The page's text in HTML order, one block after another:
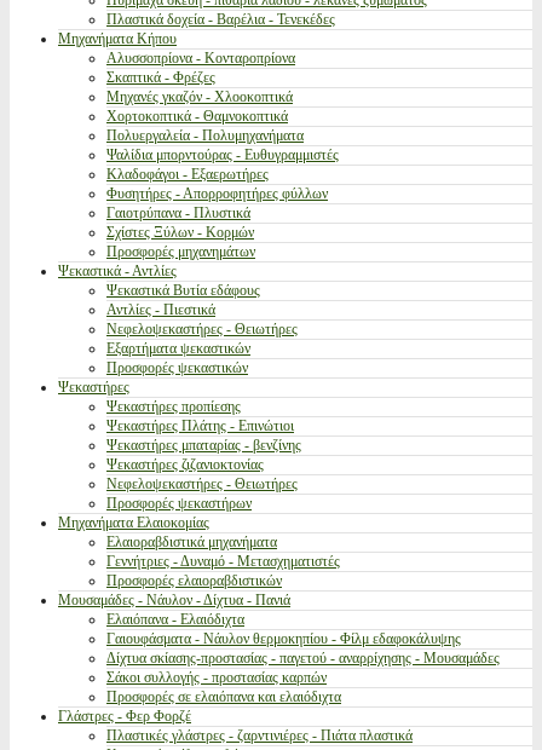
Πλαστικά δοχεία - Βαρέλια - Τενεκέδες
Μηχανήματα Κήπου
Αλυσσοπρίονα - Κονταροπρίονα
Σκαπτικά - Φρέζες
Μηχανές γκαζόν - Χλοοκοπτικά
Χορτοκοπτικά - Θαμνοκοπτικά
Πολυεργαλεία - Πολυμηχανήματα
Ψαλίδια μπορντούρας - Ευθυγραμμιστές
Κλαδοφάγοι - Εξαερωτήρες
Φυσητήρες - Απορροφητήρες φύλλων
Γαιοτρύπανα - Πλυστικά
Σχίστες Ξύλων - Κορμών
Προσφορές μηχανημάτων
Ψεκαστικά - Αντλίες
Ψεκαστικά Βυτία εδάφους
Αντλίες - Πιεστικά
Νεφελοψεκαστήρες - Θειωτήρες
Εξαρτήματα ψεκαστικών
Προσφορές ψεκαστικών
Ψεκαστήρες
Ψεκαστήρες προπίεσης
Ψεκαστήρες Πλάτης - Επινώτιοι
Ψεκαστήρες μπαταρίας - βενζίνης
Ψεκαστήρες ζιζανιοκτονίας
Νεφελοψεκαστήρες - Θειωτήρες
Προσφορές ψεκαστήρων
Μηχανήματα Ελαιοκομίας
Ελαιοραβδιστικά μηχανήματα
Γεννήτριες - Δυναμό - Μετασχηματιστές
Προσφορές ελαιοραβδιστικών
Μουσαμάδες - Νάυλον - Δίχτυα - Πανιά
Ελαιόπανα - Ελαιόδιχτα
Γαιουφάσματα - Νάυλον θερμοκηπίου - Φίλμ εδαφοκάλυψης
Δίχτυα σκίασης-προστασίας - παγετού - αναρρίχησης - Μουσαμάδες
Σάκοι συλλογής - προστασίας καρπών
Προσφορές σε ελαιόπανα και ελαιόδιχτα
Γλάστρες - Φερ Φορζέ
Πλαστικές γλάστρες - ζαρντινιέρες - Πιάτα πλαστικά